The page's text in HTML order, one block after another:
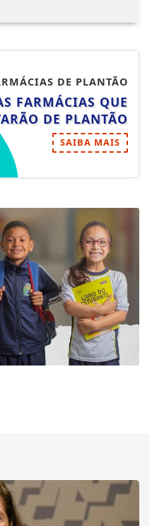
DE PLANTÃO
FARMÁCIAS QUE
DE PLANTÃO
SAIBA MAIS